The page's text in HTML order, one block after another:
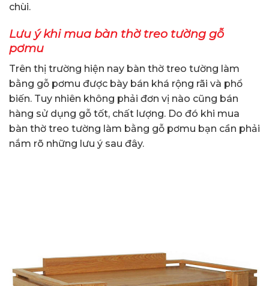
chùi.
Lưu ý khi mua bàn thờ treo tường gỗ
pơmu
Trên thị trường hiện nay bàn thờ treo tường làm
bằng gỗ pơmu được bày bán khá rộng rãi và phổ
biến. Tuy nhiên không phải đơn vị nào cũng bán
hàng sử dụng gỗ tốt, chất lượng. Do đó khi mua
bàn thờ treo tường làm bằng gỗ pơmu bạn cần phải
nắm rõ những lưu ý sau đây.